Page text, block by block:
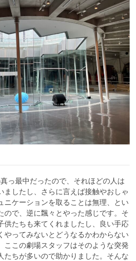
っ最中だったので、それほどの人は
ましたし、さらに言えば接触やおしゃ
ニケーションを取ることは無理、とい
ので、逆に飄々とやった感じです。そ
供たちも来てくれましたし、良い手応
やってみないとどうなるかわからない
ここの劇場スタッフはそのような突発
たちが多いので助かりました。そんな